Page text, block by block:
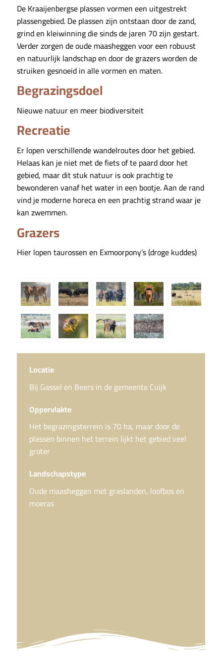
De Kraaijenbergse plassen vormen een uitgestrekt
plassengebied. De plassen zijn ontstaan door de zand,
grind en kleiwinning die sinds de jaren 70 zijn gestart.
Verder zorgen de oude maasheggen voor een robuust
en natuurlijk landschap en door de grazers worden de
struiken gesnoeid in alle vormen en maten.
Begrazingsdoel
Nieuwe natuur en meer biodiversiteit
Recreatie
Er lopen verschillende wandelroutes door het gebied.
Helaas kan je niet met de fiets of te paard door het
gebied, maar dit stuk natuur is ook prachtig te
bewonderen vanaf het water in een bootje. Aan de rand
vind je moderne horeca en een prachtig strand waar je
kan zwemmen.
Grazers
Hier lopen taurossen en Exmoorpony’s (droge kuddes)
Locatie
Bij Gassel en Beers in de gemeente Cuijk
Oppervlakte
Het begrazingsterrein is 70 ha, maar door de
plassen binnen het terrein lijkt het gebied veel
groter
Landschapstype
Oude maasheggen met graslanden, loofbos en
moeras